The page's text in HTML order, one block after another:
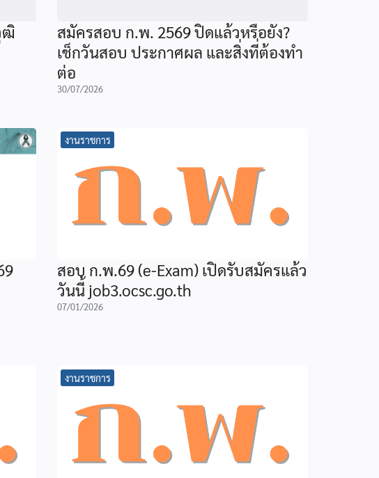
ฒิ
สมัครสอบ ก.พ. 2569 ปิดแล้วหรือยัง?
เช็กวันสอบ ประกาศผล และสิ่งที่ต้องทำ
ต่อ
30/07/2026
งานราชการ
สอบ ก.พ.69 (e-Exam) เปิดรับสมัครแล้ว
วันนี้ job3.ocsc.go.th
07/01/2026
งานราชการ